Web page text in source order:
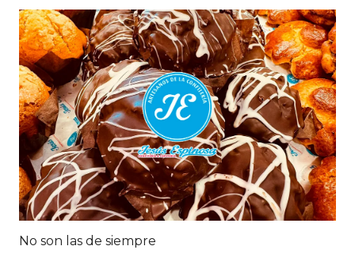
No son las de siempre